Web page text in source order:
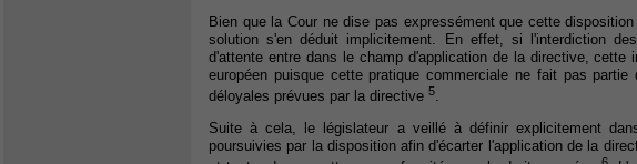
Bien que la Cour ne dise pas expressément que cette
solution s'en déduit implicitement. En effet, si l'interdiction
d'attente entre dans le champ d'application de la directive, cette
européen puisque cette pratique commerciale ne fait pas
déloyales prévues par la directive 5.
Suite à cela, le législateur a veillé à définir explicitement
poursuivies par la disposition afin d'écarter l'application de la